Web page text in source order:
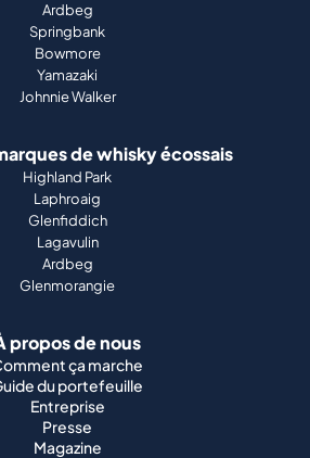
Ardbeg
Springbank
Bowmore
Yamazaki
Johnnie Walker
de whisky écossais
Highland Park
Laphroaig
Glenfiddich
Lagavulin
Ardbeg
Glenmorangie
propos de nous
ça marche
du portefeuille
Entreprise
Presse
Magazine